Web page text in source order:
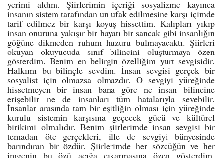
yerimi aldım. Şiirlerimin içeriği sosyalizme kayınca
insanın sistem tarafından un ufak edilmesine karşı içimde
tarif edilmez bir karşı koyuş hissettim. Kalıpları yıkıp
insan onuruna yakışır bir hayatı bir sancak gibi insanlığın
göğüne dikmeden ruhum huzuru bulmayacaktı. Şiirleri
okuyan okuyucuda sınıf bilincini oluşturmaya özen
gösterdim. Benim en belirgin özelliğim yurt sevgisidir.
Halkımı bu bilinçle sevdim. İnsan sevgisi gerçek bir
sosyalist için olmazsa olmazdır. O sevgiyi yüreğinde
hissetmeyen bir insan bana göre ne insan bilincine
erişebilir ne de insanları tüm hatalarıyla sevebilir.
İnsanlar arasında tam bir eşitliğin olması için yüreğinde
kurulu sistemin karşısına geçecek gücü ve kültürel
birikimi olmalıdır. Benim şiirlerimde insan sevgisi bir
temadan öte gerçekleri, ille de sevgiyi bünyesinde
barındıran bir özdür. Şiirlerimde her sözcüğün ve her
imgenin bu özü açığa çıkarmasına özen gösterdim.